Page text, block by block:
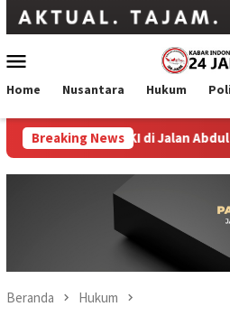
Loncat
Mobile
Home Nusantara Hukum
Breaking News
Bapenda DKI di Jalan Abdul
Beranda Hukum